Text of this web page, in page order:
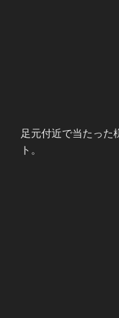
足元付近で当たった
ト。